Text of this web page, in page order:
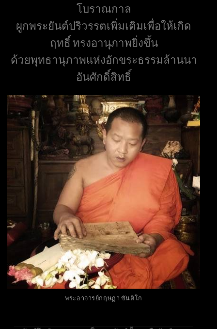
โบราณกาล
ผูกพระยันต์ปริวรรตเพิ่มเติมเพื่อให้เกิด
ฤทธิ์ ทรงอานุภาพยิ่งขึ้น
ด้วยพุทธานุภาพแห่งอักขระธรรมล้านนา
อันศักดิ์สิทธิ์
พระอาจารย์กฤษฏา ขันติโก